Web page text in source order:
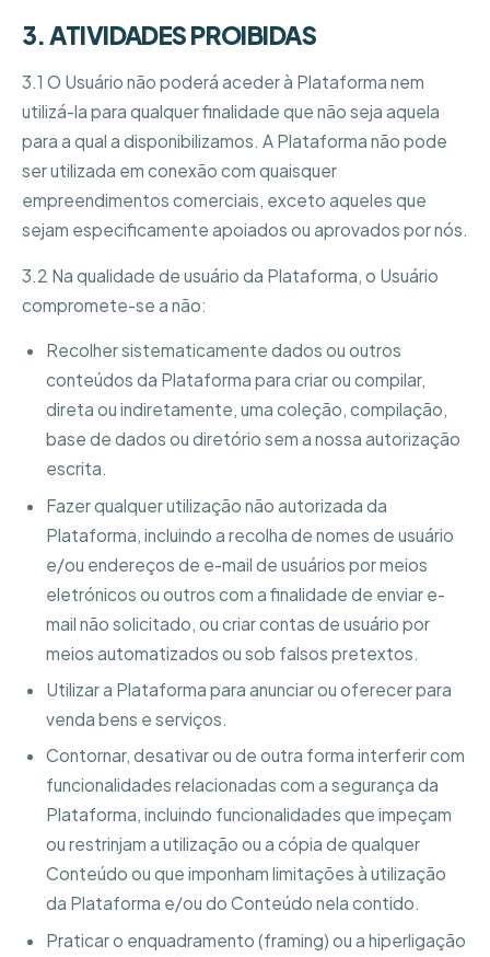
3. ATIVIDADES PROIBIDAS
3.1 O Usuário não poderá aceder à Plataforma nem
utilizá-la para qualquer finalidade que não seja aquela
para a qual a disponibilizamos. A Plataforma não pode
ser utilizada em conexão com quaisquer
empreendimentos comerciais, exceto aqueles que
sejam especificamente apoiados ou aprovados por nós.
3.2 Na qualidade de usuário da Plataforma, o Usuário
compromete-se a não:
Recolher sistematicamente dados ou outros
conteúdos da Plataforma para criar ou compilar,
direta ou indiretamente, uma coleção, compilação,
base de dados ou diretório sem a nossa autorização
escrita.
Fazer qualquer utilização não autorizada da
Plataforma, incluindo a recolha de nomes de usuário
e/ou endereços de e-mail de usuários por meios
eletrónicos ou outros com a finalidade de enviar e-
mail não solicitado, ou criar contas de usuário por
meios automatizados ou sob falsos pretextos.
Utilizar a Plataforma para anunciar ou oferecer para
venda bens e serviços.
Contornar, desativar ou de outra forma interferir com
funcionalidades relacionadas com a segurança da
Plataforma, incluindo funcionalidades que impeçam
ou restrinjam a utilização ou a cópia de qualquer
Conteúdo ou que imponham limitações à utilização
da Plataforma e/ou do Conteúdo nela contido.
Praticar o enquadramento (framing) ou a hiperligação